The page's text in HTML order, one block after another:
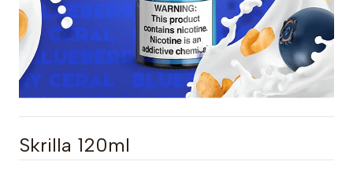
Skrilla 120ml